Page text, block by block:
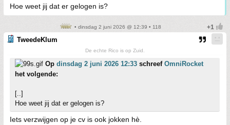
Hoe weet jij dat er gelogen is?
• dinsdag 2 juni 2026 @ 12:39 • 118
TweedeKlum
De echte Rico is op Zuid.
Op dinsdag 2 juni 2026 12:33 schreef OmniRocket
het volgende:
[..]
Hoe weet jij dat er gelogen is?
Iets verzwijgen op je cv is ook jokken hè.